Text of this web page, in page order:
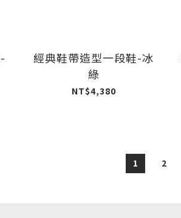
經典鞋帶造型一段鞋-冰
綠
NT$4,380
1 2